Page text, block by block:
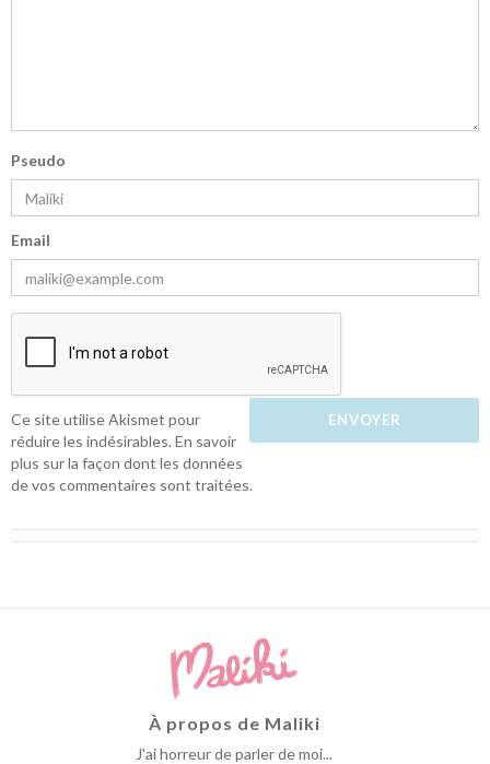
Pseudo
Email
Ce site utilise Akismet pour
réduire les indésirables.En savoir
plus sur la façon dont les données
de vos commentaires sont traitées.
À propos de Maliki
J'ai horreur de parler de moi...